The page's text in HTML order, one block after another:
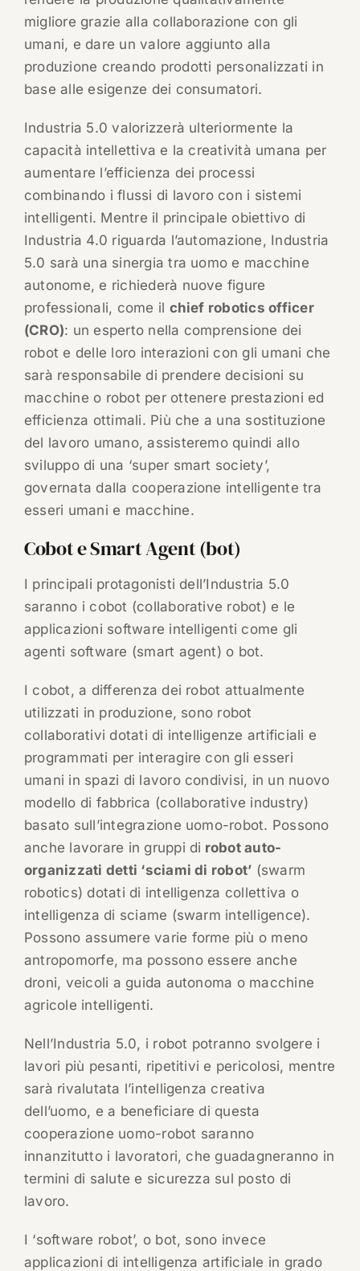
migliore grazie alla collaborazione con gli
umani, e dare un valore aggiunto alla
produzione creando prodotti personalizzati in
base alle esigenze dei consumatori.
Industria 5.0 valorizzerà ulteriormente la
capacità intellettiva e la creatività umana per
aumentare l’efficienza dei processi
combinando i flussi di lavoro con i sistemi
intelligenti. Mentre il principale obiettivo di
Industria 4.0 riguarda l’automazione, Industria
5.0 sarà una sinergia tra uomo e macchine
autonome, e richiederà nuove figure
professionali, come il chief robotics officer
(CRO): un esperto nella comprensione dei
robot e delle loro interazioni con gli umani che
sarà responsabile di prendere decisioni su
macchine o robot per ottenere prestazioni ed
efficienza ottimali. Più che a una sostituzione
del lavoro umano, assisteremo quindi allo
sviluppo di una ‘super smart society’,
governata dalla cooperazione intelligente tra
esseri umani e macchine.
Cobot e Smart Agent (bot)
I principali protagonisti dell’Industria 5.0
saranno i cobot (collaborative robot) e le
applicazioni software intelligenti come gli
agenti software (smart agent) o bot.
I cobot, a differenza dei robot attualmente
utilizzati in produzione, sono robot
collaborativi dotati di intelligenze artificiali e
programmati per interagire con gli esseri
umani in spazi di lavoro condivisi, in un nuovo
modello di fabbrica (collaborative industry)
basato sull’integrazione uomo-robot. Possono
anche lavorare in gruppi di robot auto-
organizzati detti ‘sciami di robot’ (swarm
robotics) dotati di intelligenza collettiva o
intelligenza di sciame (swarm intelligence).
Possono assumere varie forme più o meno
antropomorfe, ma possono essere anche
droni, veicoli a guida autonoma o macchine
agricole intelligenti.
Nell’Industria 5.0, i robot potranno svolgere i
lavori più pesanti, ripetitivi e pericolosi, mentre
sarà rivalutata l’intelligenza creativa
dell’uomo, e a beneficiare di questa
cooperazione uomo-robot saranno
innanzitutto i lavoratori, che guadagneranno in
termini di salute e sicurezza sul posto di
lavoro.
I ‘software robot’, o bot, sono invece
applicazioni di intelligenza artificiale in grado